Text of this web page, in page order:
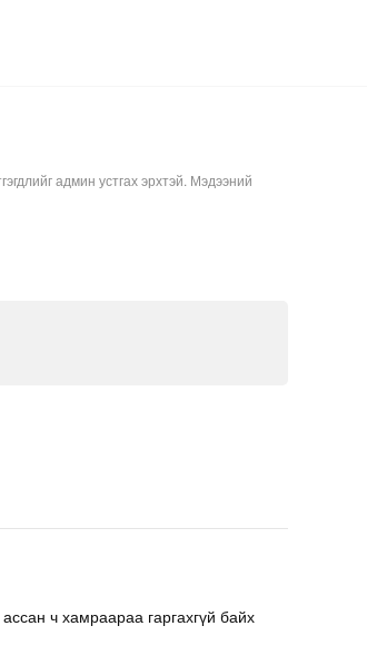
админ устгах эрхтэй. Мэдээний
ч хамраараа гаргахгүй байх